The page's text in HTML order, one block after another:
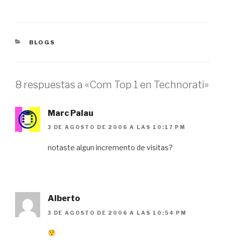
CATEGORÍAS
BLOGS
8 respuestas a «Com Top 1 en Technorati»
Marc Palau
3 DE AGOSTO DE 2006 A LAS 10:17 PM
notaste algun incremento de visitas?
Alberto
3 DE AGOSTO DE 2006 A LAS 10:54 PM